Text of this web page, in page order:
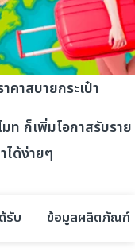
คาสบายกระเป๋า
ท ก็เพิ่มโอกาสรับราย
ได้ง่ายๆ
รับ ข้อมูลผลิตภัณฑ์